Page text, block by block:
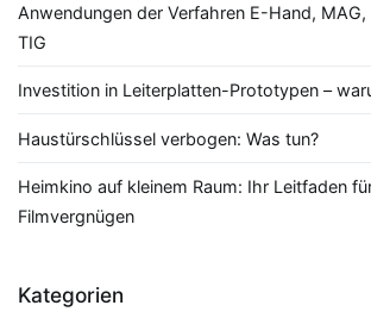
Anwendungen der Verfahren E-Hand, MAG,
TIG
Investition in Leiterplatten-Prototypen –
Haustürschlüssel verbogen: Was tun?
Heimkino auf kleinem Raum: Ihr Leitfaden
Filmvergnügen
Kategorien